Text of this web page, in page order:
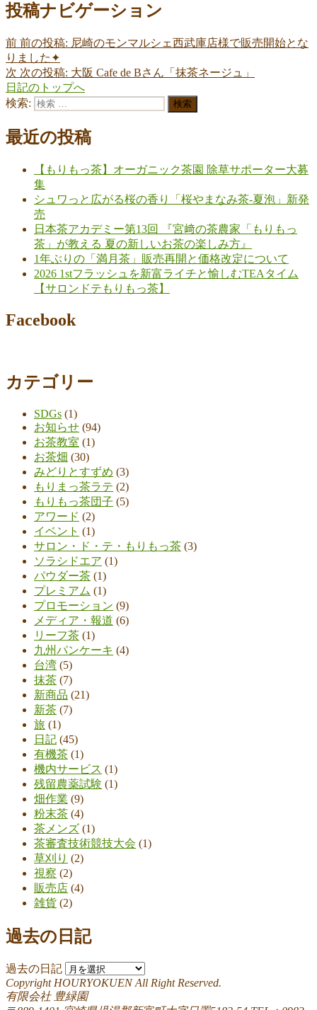
投稿ナビゲーション
前 前の投稿: 尼崎のモンマルシェ西武庫店様で販売開始とな
りました✦
次 次の投稿: 大阪 Cafe de Bさん「抹茶ネージュ」
日記のトップへ
検索:
検索
最近の投稿
【もりもっ茶】オーガニック茶園 除草サポーター大募
集
シュワっと広がる桜の香り「桜やまなみ茶-夏泡」新発
売
日本茶アカデミー第13回 『宮﨑の茶農家「もりもっ
茶」が教える 夏の新しいお茶の楽しみ方』
1年ぶりの「満月茶」販売再開と価格改定について
2026 1stフラッシュを新富ライチと愉しむTEAタイム
【サロンドテもりもっ茶】
Facebook
カテゴリー
SDGs (1)
お知らせ (94)
お茶教室 (1)
お茶畑 (30)
みどりとすずめ (3)
もりまっ茶ラテ (2)
もりもっ茶団子 (5)
アワード (2)
イベント (1)
サロン・ド・テ・もりもっ茶 (3)
ソラシドエア (1)
パウダー茶 (1)
プレミアム (1)
プロモーション (9)
メディア・報道 (6)
リーフ茶 (1)
九州パンケーキ (4)
台湾 (5)
抹茶 (7)
新商品 (21)
新茶 (7)
旅 (1)
日記 (45)
有機茶 (1)
機内サービス (1)
残留農薬試験 (1)
畑作業 (9)
粉末茶 (4)
茶メンズ (1)
茶審査技術競技大会 (1)
草刈り (2)
視察 (2)
販売店 (4)
雑貨 (2)
過去の日記
過去の日記
Copyright HOURYOKUEN All Right Reserved.
有限会社 豊緑園